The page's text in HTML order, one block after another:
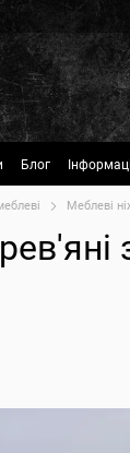
Блог
Меблеві